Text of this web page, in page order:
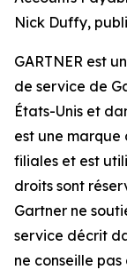
Nick Duffy,
GARTNER est
de service de
États-Unis et
est une marque
filiales et est
droits sont
Gartner ne
service décrit
ne conseille